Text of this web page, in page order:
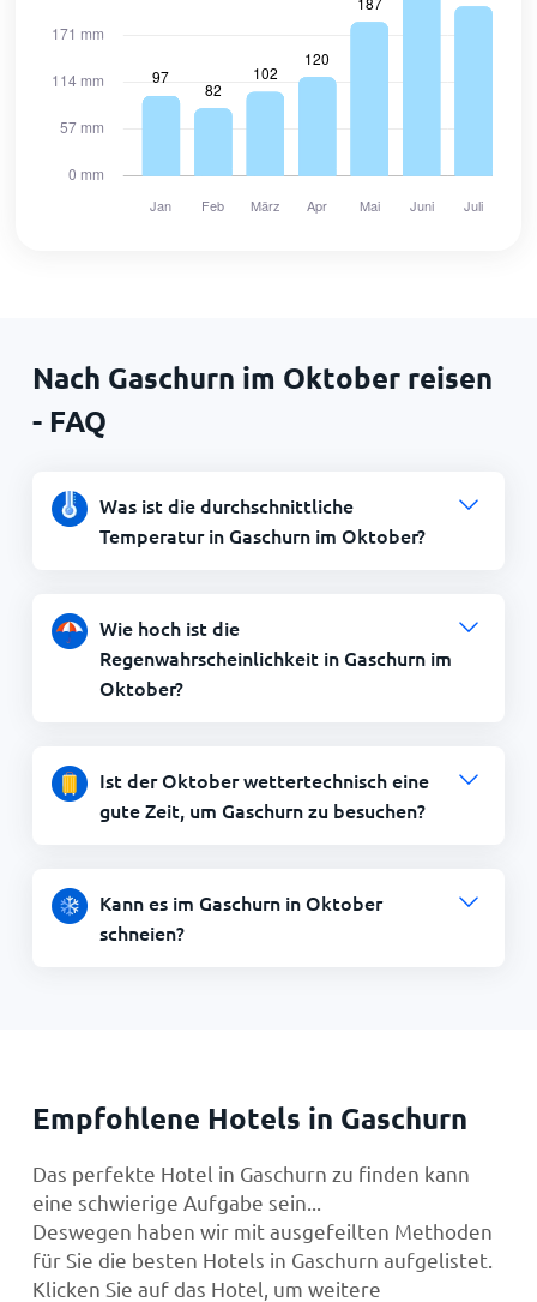
Nach Gaschurn im Oktober reisen
- FAQ
Was ist die durchschnittliche
Temperatur in Gaschurn im Oktober?
Wie hoch ist die
Regenwahrscheinlichkeit in Gaschurn im
Oktober?
Ist der Oktober wettertechnisch eine
gute Zeit, um Gaschurn zu besuchen?
Kann es im Gaschurn in Oktober
schneien?
Empfohlene Hotels in Gaschurn
Das perfekte Hotel in Gaschurn zu finden kann
eine schwierige Aufgabe sein...
Deswegen haben wir mit ausgefeilten Methoden
für Sie die besten Hotels in Gaschurn aufgelistet.
Klicken Sie auf das Hotel, um weitere